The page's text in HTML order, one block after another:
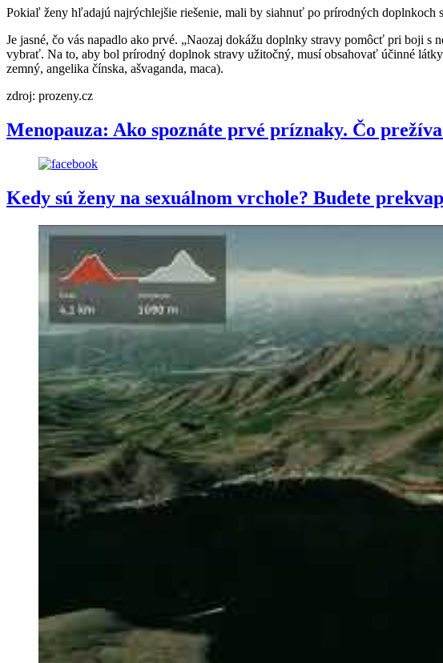
Pokiaľ ženy hľadajú najrýchlejšie riešenie, mali by siahnuť po prírodných doplnkoch
Je jasné, čo vás napadlo ako prvé. „Naozaj dokážu doplnky stravy pomôcť pri boji
vybrať. Na to, aby bol prírodný doplnok stravy užitočný, musí obsahovať účinné
zemný, angelika čínska, ašvaganda, maca).
zdroj: prozeny.cz
Menopauza: Ako spoznáte prvé príznaky. Čo
Kedy sú ženy na sexuálnom vrchole? Budete